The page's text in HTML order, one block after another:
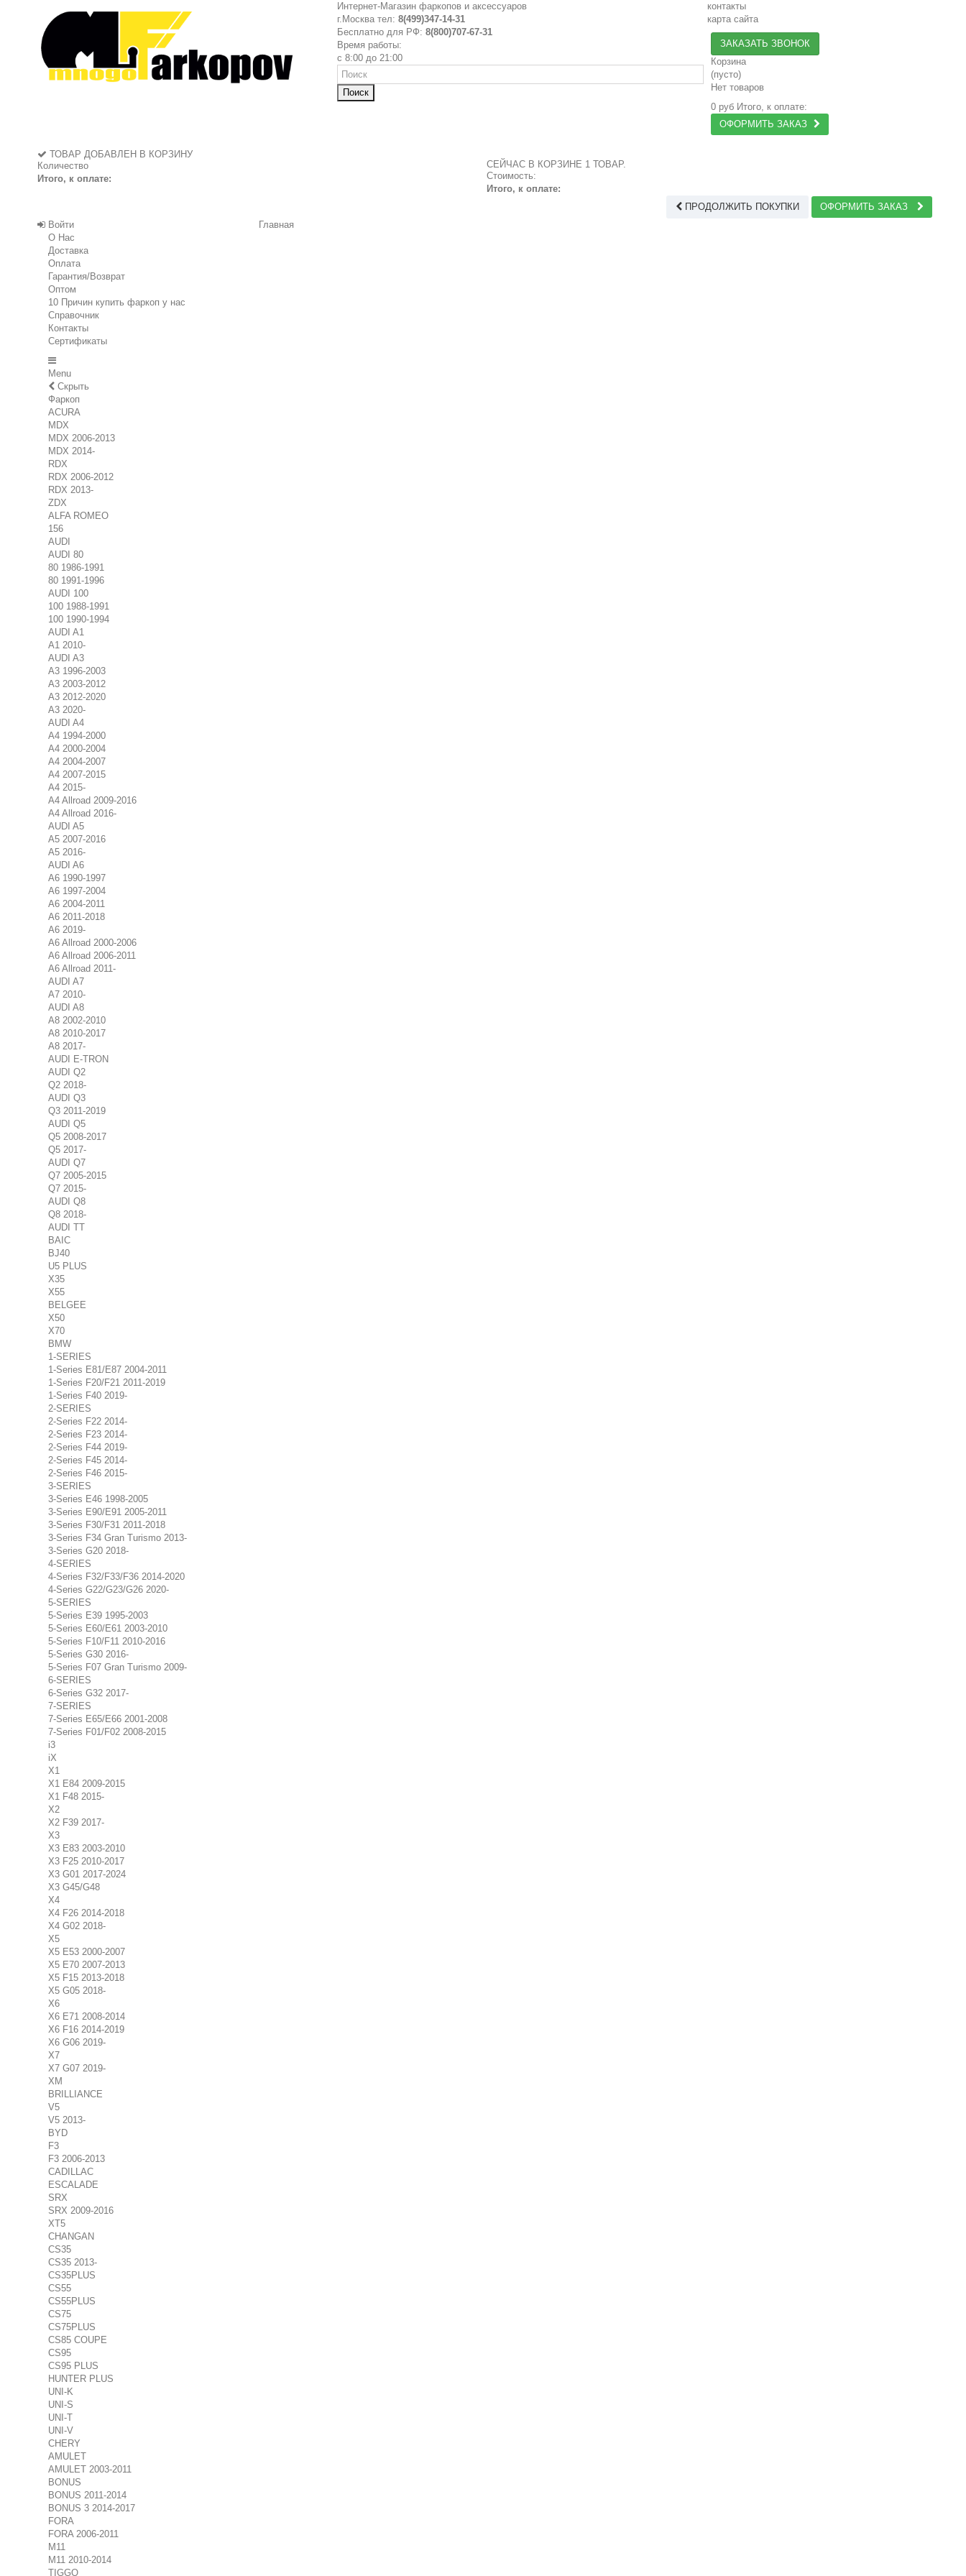
Интернет-Магазин фаркопов и аксессуаров
г.Москва тел: 8(499)347-14-31
Бесплатно для РФ: 8(800)707-67-31
Время работы:
с 8:00 до 21:00
Поиск
контакты
карта сайта
ЗАКАЗАТЬ ЗВОНОК
Корзина
(пусто)
Нет товаров
0 руб Итого, к оплате:
ОФОРМИТЬ ЗАКАЗ
ТОВАР ДОБАВЛЕН В КОРЗИНУ
Количество
Итого, к оплате:
СЕЙЧАС В КОРЗИНЕ 1 ТОВАР.
Стоимость:
Итого, к оплате:
ПРОДОЛЖИТЬ ПОКУПКИ
ОФОРМИТЬ ЗАКАЗ
Войти
Главная
О Нас
Доставка
Оплата
Гарантия/Возврат
Оптом
10 Причин купить фаркоп у нас
Справочник
Контакты
Сертификаты
Menu
Скрыть
Фаркоп
ACURA
MDX
MDX 2006-2013
MDX 2014-
RDX
RDX 2006-2012
RDX 2013-
ZDX
ALFA ROMEO
156
AUDI
AUDI 80
80 1986-1991
80 1991-1996
AUDI 100
100 1988-1991
100 1990-1994
AUDI A1
A1 2010-
AUDI A3
A3 1996-2003
A3 2003-2012
A3 2012-2020
A3 2020-
AUDI A4
A4 1994-2000
A4 2000-2004
A4 2004-2007
A4 2007-2015
A4 2015-
A4 Allroad 2009-2016
A4 Allroad 2016-
AUDI A5
A5 2007-2016
A5 2016-
AUDI A6
A6 1990-1997
A6 1997-2004
A6 2004-2011
A6 2011-2018
A6 2019-
A6 Allroad 2000-2006
A6 Allroad 2006-2011
A6 Allroad 2011-
AUDI A7
A7 2010-
AUDI A8
A8 2002-2010
A8 2010-2017
A8 2017-
AUDI E-TRON
AUDI Q2
Q2 2018-
AUDI Q3
Q3 2011-2019
AUDI Q5
Q5 2008-2017
Q5 2017-
AUDI Q7
Q7 2005-2015
Q7 2015-
AUDI Q8
Q8 2018-
AUDI TT
BAIC
BJ40
U5 PLUS
X35
X55
BELGEE
X50
X70
BMW
1-SERIES
1-Series E81/E87 2004-2011
1-Series F20/F21 2011-2019
1-Series F40 2019-
2-SERIES
2-Series F22 2014-
2-Series F23 2014-
2-Series F44 2019-
2-Series F45 2014-
2-Series F46 2015-
3-SERIES
3-Series E46 1998-2005
3-Series E90/E91 2005-2011
3-Series F30/F31 2011-2018
3-Series F34 Gran Turismo 2013-
3-Series G20 2018-
4-SERIES
4-Series F32/F33/F36 2014-2020
4-Series G22/G23/G26 2020-
5-SERIES
5-Series E39 1995-2003
5-Series E60/E61 2003-2010
5-Series F10/F11 2010-2016
5-Series G30 2016-
5-Series F07 Gran Turismo 2009-
6-SERIES
6-Series G32 2017-
7-SERIES
7-Series E65/E66 2001-2008
7-Series F01/F02 2008-2015
i3
iX
X1
X1 E84 2009-2015
X1 F48 2015-
X2
X2 F39 2017-
X3
X3 E83 2003-2010
X3 F25 2010-2017
X3 G01 2017-2024
X3 G45/G48
X4
X4 F26 2014-2018
X4 G02 2018-
X5
X5 E53 2000-2007
X5 E70 2007-2013
X5 F15 2013-2018
X5 G05 2018-
X6
X6 E71 2008-2014
X6 F16 2014-2019
X6 G06 2019-
X7
X7 G07 2019-
XM
BRILLIANCE
V5
V5 2013-
BYD
F3
F3 2006-2013
CADILLAC
ESCALADE
SRX
SRX 2009-2016
XT5
CHANGAN
CS35
CS35 2013-
CS35PLUS
CS55
CS55PLUS
CS75
CS75PLUS
CS85 COUPE
CS95
CS95 PLUS
HUNTER PLUS
UNI-K
UNI-S
UNI-T
UNI-V
CHERY
AMULET
AMULET 2003-2011
BONUS
BONUS 2011-2014
BONUS 3 2014-2017
FORA
FORA 2006-2011
M11
M11 2010-2014
TIGGO